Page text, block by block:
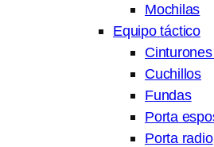
Mochilas
Equipo táctico
Cuchillos
Fundas
Porta
Porta radio